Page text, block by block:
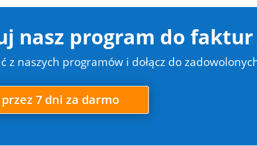
nasz program do
z naszych programów i dołącz do
7 dni za darmo